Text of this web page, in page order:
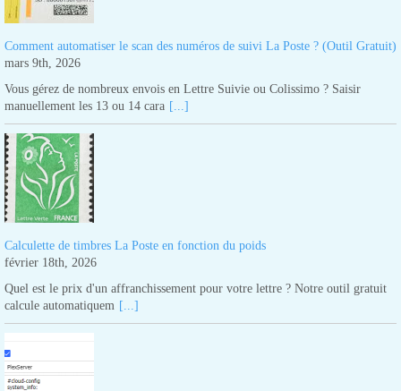
Comment automatiser le scan des numéros de suivi La Poste ? (Outil Gratuit)
mars 9th, 2026
Vous gérez de nombreux envois en Lettre Suivie ou Colissimo ? Saisir
manuellement les 13 ou 14 cara [...]
Calculette de timbres La Poste en fonction du poids
février 18th, 2026
Quel est le prix d'un affranchissement pour votre lettre ? Notre outil gratuit
calcule automatiquem [...]